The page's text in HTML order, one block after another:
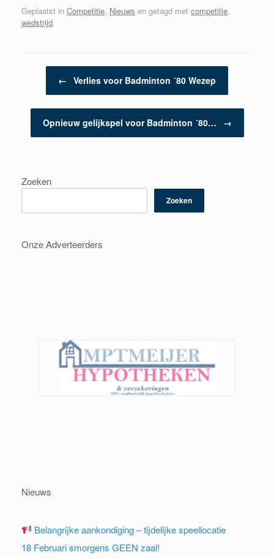
Geplaatst in Competitie, Nieuws en getagd met competitie,
wedstrijd.
Berichtnavigatie
← Verlies voor Badminton ´80 Wezep
Opnieuw gelijkspel voor Badminton ´80… →
Zoeken
Zoeken
Onze Adverteerders
Nieuws
Belangrijke aankondiging – tijdelijke speellocatie
18 Februari smorgens GEEN zaal!